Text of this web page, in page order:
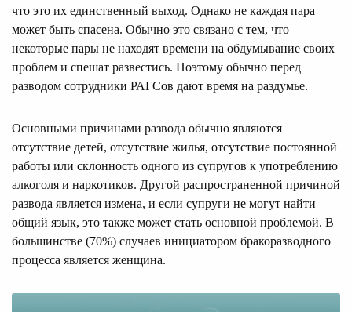
что это их единственный выход. Однако не каждая пара
может быть спасена. Обычно это связано с тем, что
некоторые пары не находят времени на обдумывание своих
проблем и спешат развестись. Поэтому обычно перед
разводом сотрудники РАГСов дают время на раздумье.
Основными причинами развода обычно являются
отсутствие детей, отсутствие жилья, отсутствие постоянной
работы или склонность одного из супругов к употреблению
алкоголя и наркотиков. Другой распространенной причиной
развода является измена, и если супруги не могут найти
общий язык, это также может стать основной проблемой. В
большинстве (70%) случаев инициатором бракоразводного
процесса является женщина.